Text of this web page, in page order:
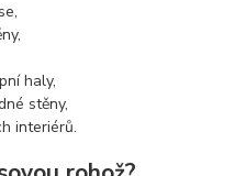
haly,
stěny,
interiérů.